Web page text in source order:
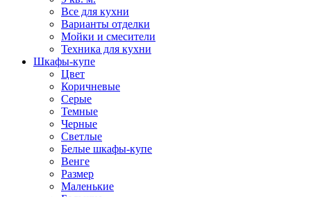
Все для кухни
Варианты отделки
Мойки и смесители
Техника для кухни
Шкафы-купе
Цвет
Коричневые
Серые
Темные
Черные
Светлые
Белые шкафы-купе
Венге
Размер
Маленькие